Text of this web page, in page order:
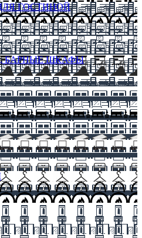
ГОСТИНОЙ
БАРНЫЕ ШКАФЫ